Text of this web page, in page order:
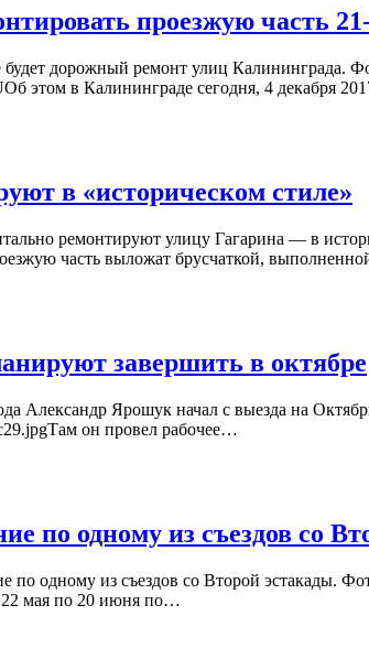
проезжую часть
дорожный ремонт улиц Калининграда.
этом в Калининграде сегодня, 4 декабря
в «историческом стиле»
ремонтируют улицу Гагарина — в
часть выложат брусчаткой,
завершить в октябре
Александр Ярошук начал с выезда на
он провел рабочее…
по одному из съездов со
по одному из съездов со Второй эстакады.
22 мая по 20 июня по…